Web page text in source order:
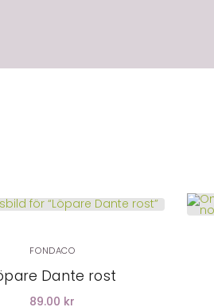
LÄGG I
VARUKORG
FONDACO
Dante rost
89.00 kr